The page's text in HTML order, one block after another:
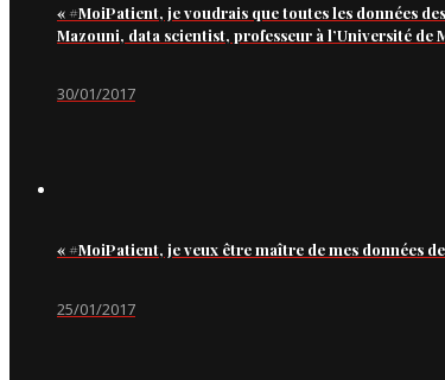
« #MoiPatient, je voudrais que toutes les données
Mazouni, data scientist, professeur à l’Université de
30/01/2017
« #MoiPatient, je veux être maître de mes données
25/01/2017